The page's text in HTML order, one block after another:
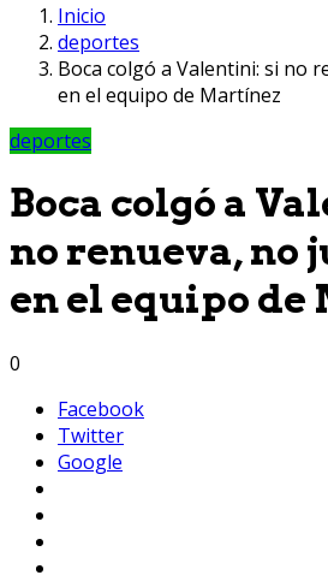
Inicio
deportes
Boca colgó a Valentini: si no
en el equipo de Martínez
deportes
Boca colgó a
no renueva, no
en el equipo
0
Facebook
Twitter
Google